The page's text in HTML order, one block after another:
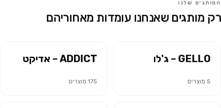
המותגים שלנו
רק מותגים שאנחנו עומדות מאחוריהם
GELLO – ג'לו
5 מוצרים
ADDICT – אדיקט
175 מוצרים